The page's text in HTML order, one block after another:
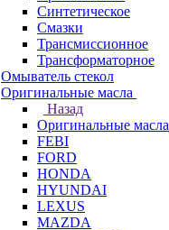
Синтетическое
Смазки
Трансмиссионное
Трансформаторное
Омыватель стекол
Оригинальные масла
Назад
Оригинальные масла
FEBI
FORD
HONDA
HYUNDAI
LEXUS
MAZDA